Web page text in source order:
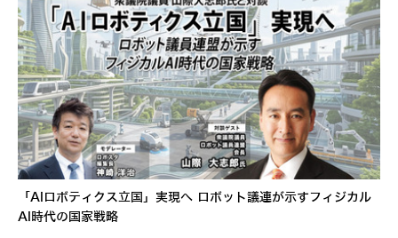
「AIロボティクス立国」実現へ ロボット議連が示すフィジカル
AI時代の国家戦略